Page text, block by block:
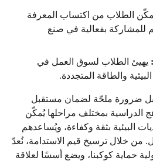
الطلاب من اكتساب المعرفة
للمشاركة بفعالية في صنع
يهيئ الطلاب لسوق العمل في
والطاقة المتجددة.
بل ضرورة ملحّة لضمان مستقبل
الدراسية بمختلف مراحلها يُمكّن
البيئية بثقة وكفاءة، ويُساعدهم
من خلال ترسيخ قيم الاستدامة، نُعدّ
حماية كوكبنا، ويضع أسسًا لعلاقة